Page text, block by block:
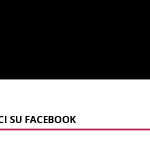
SU FACEBOOK